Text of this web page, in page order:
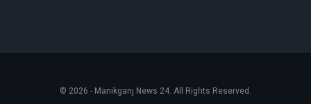
© 2026 - Manikganj News 24. All Rights Reserved.